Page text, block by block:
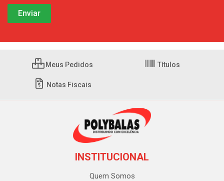
Meus Pedidos Títulos
Notas Fiscais
INSTITUCIONAL
Quem Somos